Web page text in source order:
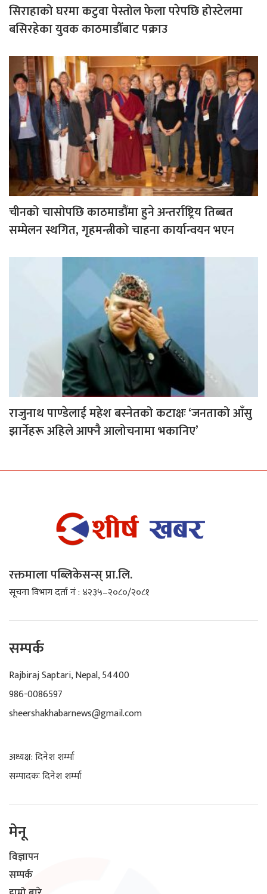
सिराहाको घरमा कटुवा पेस्तोल फेला परेपछि होस्टेलमा
बसिरहेका युवक काठमाडौँबाट पक्राउ
चीनको चासोपछि काठमाडौंमा हुने अन्तर्राष्ट्रिय तिब्बत
सम्मेलन स्थगित, गृहमन्त्रीको चाहना कार्यान्वयन भएन
राजुनाथ पाण्डेलाई महेश बस्नेतको कटाक्षः ‘जनताको आँसु
झार्नेहरू अहिले आफ्नै आलोचनामा भकानिए’
रक्तमाला पब्लिकेसन्स् प्रा.लि.
सूचना विभाग दर्ता नं : ४२३५–२०८०/२०८१
सम्पर्क
Rajbiraj Saptari, Nepal, 54400
986-0086597
sheershakhabarnews@gmail.com
अध्यक्ष: दिनेश शर्म्मा
सम्पादकः दिनेश शर्म्मा
मेनू
विज्ञापन
सम्पर्क